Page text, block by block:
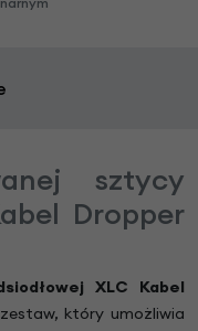
sztycy
Dropper
XLC Kabel
który umożliwia